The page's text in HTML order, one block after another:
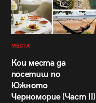
МЕСТА
Кои места да
посетиш по
Южното
Черноморие (Част II)